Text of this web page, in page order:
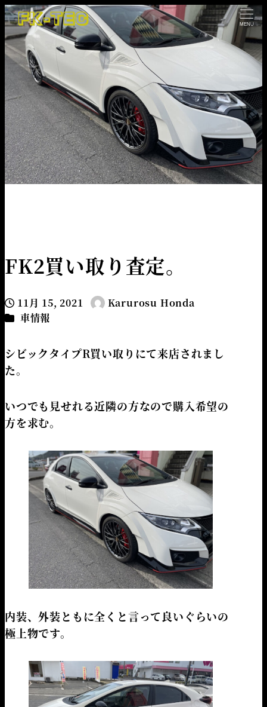
MENU
FK2買い取り査定。
投稿日
11月 15, 2021 著 Karurosu Honda
カテゴリー
車情報
シビックタイプR買い取りにて来店されまし
た。
いつでも見せれる近隣の方なので購入希望の
方を求む。
内装、外装ともに全くと言って良いぐらいの
極上物です。